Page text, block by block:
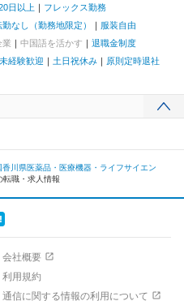
日以上
フレックス勤務
勤なし（勤務地限定）
服装自由
業 中国語を活かす
退職金制度
経験歓迎 土日祝休み
原則定時退社
香川県医薬品・医療機器・ライフサイエン
転職・求人情報
会社概要
利用規約
通信に関する情報の利用について